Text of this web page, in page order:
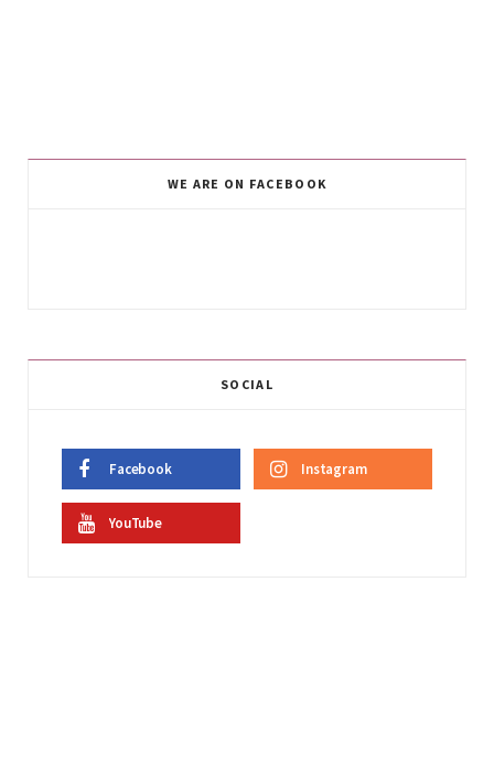
WE ARE ON FACEBOOK
SOCIAL
Facebook Instagram
YouTube